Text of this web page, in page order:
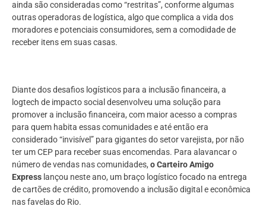
ainda são consideradas como “restritas”, conforme algumas
outras operadoras de logística, algo que complica a vida dos
moradores e potenciais consumidores, sem a comodidade de
receber itens em suas casas.
Diante dos desafios logísticos para a inclusão financeira, a
logtech de impacto social desenvolveu uma solução para
promover a inclusão financeira, com maior acesso a compras
para quem habita essas comunidades e até então era
considerado “invisível” para gigantes do setor varejista, por não
ter um CEP para receber suas encomendas. Para alavancar o
número de vendas nas comunidades, o Carteiro Amigo
Express lançou neste ano, um braço logístico focado na entrega
de cartões de crédito, promovendo a inclusão digital e econômica
nas favelas do Rio.